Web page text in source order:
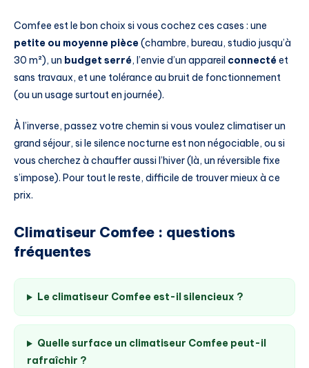
Comfee est le bon choix si vous cochez ces cases : une
petite ou moyenne pièce(chambre, bureau, studio jusqu’à
30 m²), un budget serré, l’envie d’un appareil connectéet
sans travaux, et une tolérance au bruit de fonctionnement
(ou un usage surtout en journée).
À l’inverse, passez votre chemin si vous voulez climatiser un
grand séjour, si le silence nocturne est non négociable, ou si
vous cherchez à chauffer aussi l’hiver (là, un réversible fixe
s’impose). Pour tout le reste, difficile de trouver mieux à ce
prix.
Climatiseur Comfee : questions
fréquentes
Le climatiseur Comfee est-il silencieux ?
Quelle surface un climatiseur Comfee peut-il
rafraîchir ?